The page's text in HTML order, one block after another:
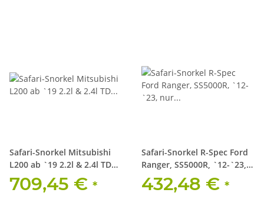
Safari-Snorkel Mitsubishi
L200 ab `19 2.2l & 2.4l TD
(4N15), SS663HF
709,45 € *
Safari-Snorkel R-Spec Ford
Ranger, SS5000R, `12-`23,
nur 3.2+2.2 l,
432,48 € *